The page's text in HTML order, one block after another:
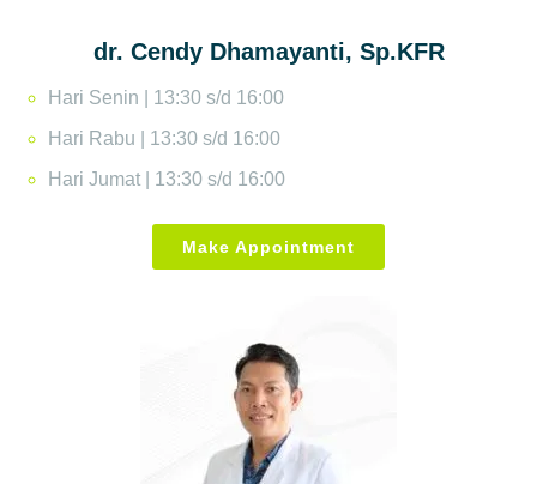
dr. Cendy Dhamayanti, Sp.KFR
Hari Senin | 13:30 s/d 16:00
Hari Rabu | 13:30 s/d 16:00
Hari Jumat | 13:30 s/d 16:00
Make Appointment